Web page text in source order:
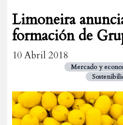
Limoneira
formación de
10 Abril 2018
Mercado y